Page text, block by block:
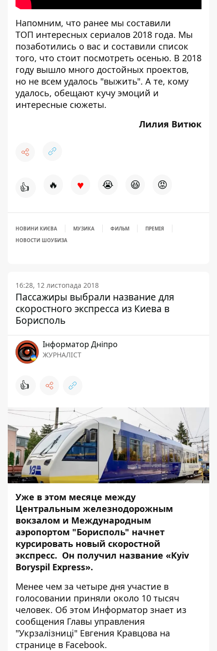
Напомним, что ранее мы составили
ТОП интересных сериалов 2018 года. Мы
позаботились о вас и составили список
того, что стоит посмотреть осенью. В 2018
году вышло много достойных проектов,
но не всем удалось "выжить". А те, кому
удалось, обещают кучу эмоций и
интересные сюжеты.
Лилия Витюк
👍 🔥 ♥ 😭 😆 😡
НОВИНИ КИЄВА МУЗИКА ФИЛЬМ
ПРЕМІЯ
НОВОСТИ ШОУБИЗА
16:28, 12 листопада 2018
Пассажиры выбрали название для
скоростного экспресса из Киева в
Борисполь
Інформатор Дніпро
ЖУРНАЛІСТ
👍
Уже в этом месяце между
Центральным железнодорожным
вокзалом и Международным
аэропортом "Борисполь" начнет
курсировать новый скоростной
экспресс. Он получил название «Kyiv
Boryspil Express».
Менее чем за четыре дня участие в
голосовании приняли около 10 тысяч
человек. Об этом Информатор знает из
сообщения Главы управления
"Укрзалізниці" Евгения Кравцова на
странице в Facebook.